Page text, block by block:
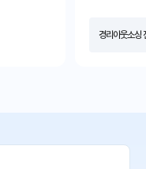
해졌고,
항상 감사합
경리아웃소싱